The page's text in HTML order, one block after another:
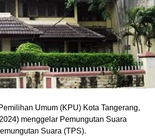
Umum (KPU) Kota Tangerang,
menggelar Pemungutan Suara
Suara (TPS).